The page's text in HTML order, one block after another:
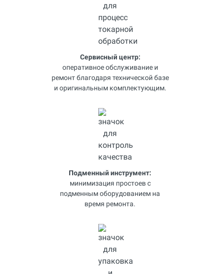
Сервисный центр:
оперативное обслуживание и
ремонт благодаря технической базе
и оригинальным комплектующим.
Подменный инструмент:
минимизация простоев с
подменным оборудованием на
время ремонта.